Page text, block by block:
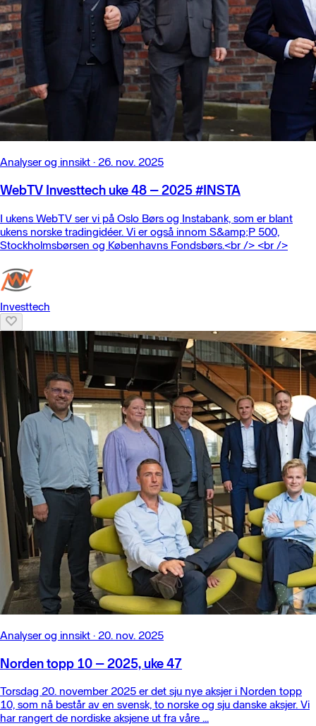
Analyser og innsikt · 26. nov. 2025
WebTV Investtech uke 48 – 2025 #INSTA
I ukens WebTV ser vi på Oslo Børs og Instabank, som er blant
ukens norske tradingidéer. Vi er også innom S&amp;P 500,
Stockholmsbørsen og Københavns Fondsbørs.<br /> <br />
Investtech
Analyser og innsikt · 20. nov. 2025
Norden topp 10 – 2025, uke 47
Torsdag 20. november 2025 er det sju nye aksjer i Norden topp
10, som nå består av en svensk, to norske og sju danske aksjer. Vi
har rangert de nordiske aksjene ut fra våre ...